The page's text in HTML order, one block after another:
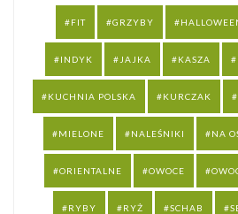
FIT GRZYBY
INDYK JAJKA KASZA
KUCHNIA POLSKA KURCZAK
MIELONE NALEŚNIKI NA
ORIENTALNE OWOCE
RYBY RYŻ SCHAB